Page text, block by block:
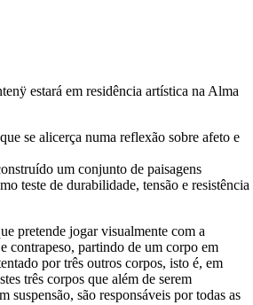
estará em residência artística na Alma
se alicerça numa reflexão sobre afeto e
um conjunto de paisagens
teste de durabilidade, tensão e resistência
pretende jogar visualmente com a
contrapeso, partindo de um corpo em
por três outros corpos, isto é, em
três corpos que além de serem
suspensão, são responsáveis por todas as